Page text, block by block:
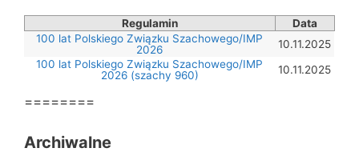
Regulamin
Data
100 lat Polskiego Związku Szachowego/IMP
2026
10.11.2025
100 lat Polskiego Związku Szachowego/IMP
2026 (szachy 960)
10.11.2025
========
Archiwalne